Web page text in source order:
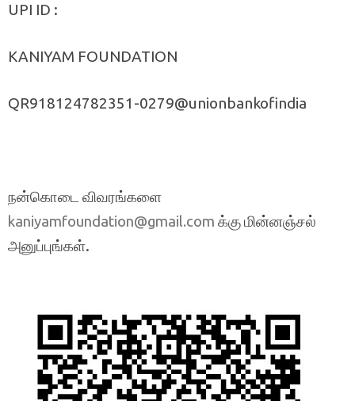
UPI ID :
KANIYAM FOUNDATION
QR918124782351-0279@unionbankofindia
நன்கொடை விவரங்களை
kaniyamfoundation@gmail.com க்கு மின்னஞ்சல்
அனுப்புங்கள்.